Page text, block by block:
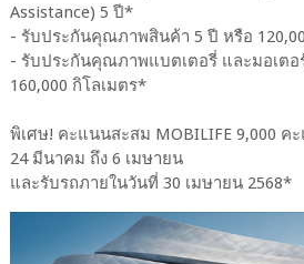
Assistance) 5 ปี*
- รับประกันคุณภาพสินค้า 5 ปี หรือ
- รับประกันคุณภาพแบตเตอรี่ และมอเตอ
160,000 กิโลเมตร*
พิเศษ! คะแนนสะสม MOBILIFE 9,000 ค
24 มีนาคม ถึง 6 เมษายน
และรับรถภายในวันที่ 30 เมษายน 2568*